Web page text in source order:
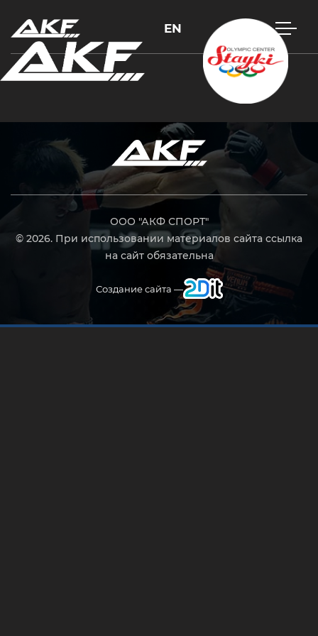
EN
ООО "АКФ СПОРТ"
© 2026. При использовании материалов сайта ссылка
на сайт обязательна
Создание сайта —
Нажмите Enter для поиска или Esc, чтобы закрыть